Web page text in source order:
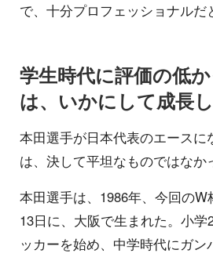
で、十分プロフェッショナルだ
学生時代に評価の低
は、いかにして成長
本田選手が日本代表のエースに
は、決して平坦なものではなか
本田選手は、1986年、今回のW
13日に、大阪で生まれた。小
ッカーを始め、中学時代にガ